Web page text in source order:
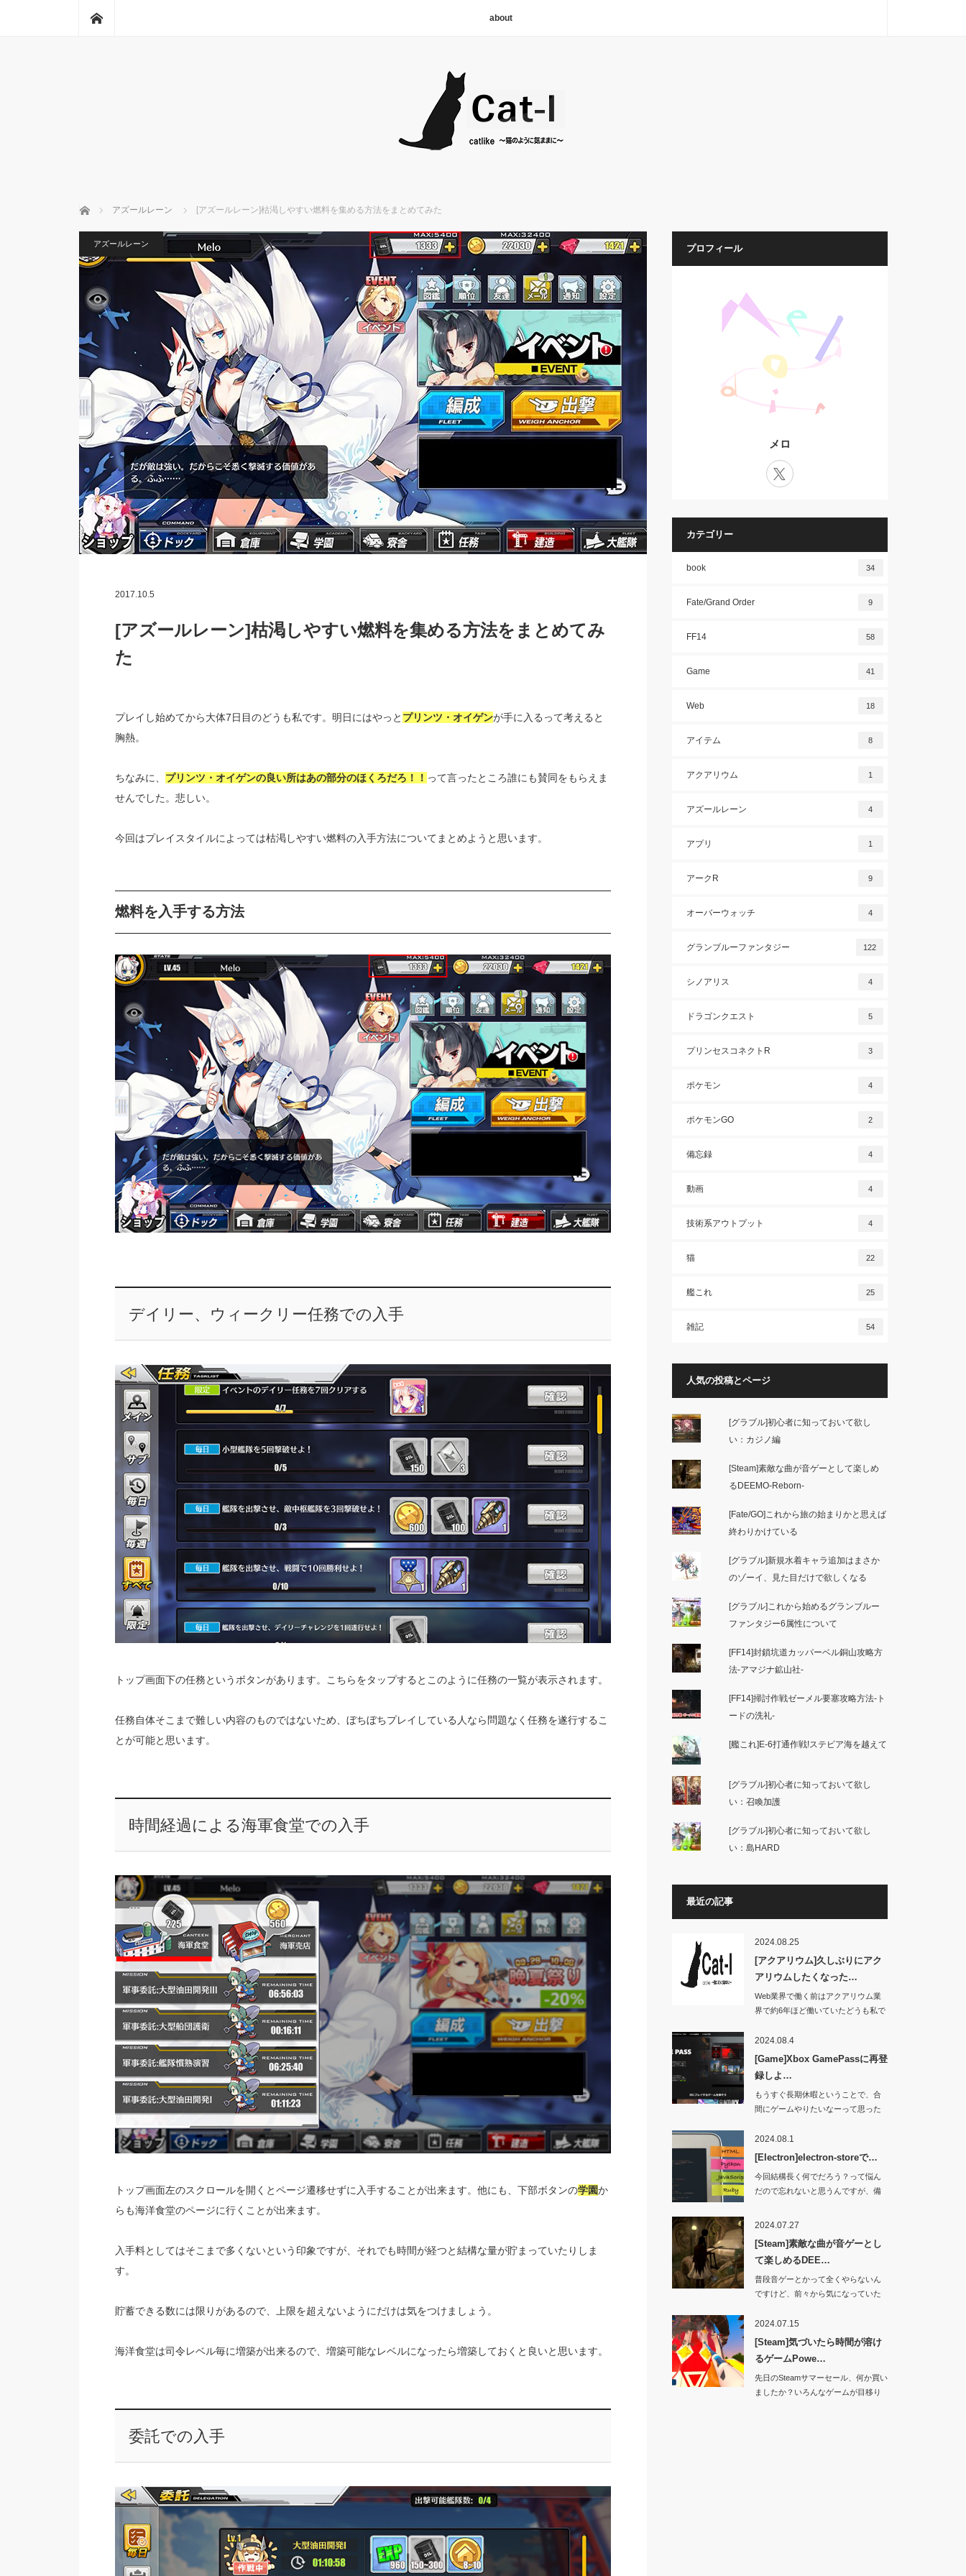
about
ホーム アズールレーン [アズールレーン]枯渇しやすい燃料を集める方法をまとめてみた
アズールレーン
2017.10.5
[アズールレーン]枯渇しやすい燃料を集める方法をまとめてみ
た
プレイし始めてから大体7日目のどうも私です。明日にはやっと プリンツ・オイゲンが手に入るって考えると
胸熱。
ちなみに、 プリンツ・オイゲンの良い所はあの部分のほくろだろ！！ って言ったところ誰にも賛同をもらえま
せんでした。悲しい。
今回はプレイスタイルによっては枯渇しやすい燃料の入手方法についてまとめようと思います。
燃料を入手する方法
デイリー、ウィークリー任務での入手
トップ画面下の任務というボタンがあります。こちらをタップするとこのように任務の一覧が表示されます。
任務自体そこまで難しい内容のものではないため、ぼちぼちプレイしている人なら問題なく任務を遂行するこ
とが可能と思います。
時間経過による海軍食堂での入手
トップ画面左のスクロールを開くとページ遷移せずに入手することが出来ます。他にも、下部ボタンの学園か
らも海洋食堂のページに行くことが出来ます。
入手料としてはそこまで多くないという印象ですが、それでも時間が経つと結構な量が貯まっていたりしま
す。
貯蓄できる数には限りがあるので、上限を超えないようにだけは気をつけましょう。
海洋食堂は司令レベル毎に増築が出来るので、増築可能なレベルになったら増築しておくと良いと思います。
委託での入手
プロフィール
メロ
カテゴリー
book 34
Fate/Grand Order 9
FF14 58
Game 41
Web 18
アイテム 8
アクアリウム 1
アズールレーン 4
アプリ 1
アークR 9
オーバーウォッチ 4
グランブルーファンタジー 122
シノアリス 4
ドラゴンクエスト 5
プリンセスコネクトR 3
ポケモン 4
ポケモンGO 2
備忘録 4
動画 4
技術系アウトプット 4
猫 22
艦これ 25
雑記 54
人気の投稿とページ
[グラブル]初心者に知っておいて欲し
い：カジノ編
[Steam]素敵な曲が音ゲーとして楽しめ
るDEEMO-Reborn-
[Fate/GO]これから旅の始まりかと思えば
終わりかけている
[グラブル]新規水着キャラ追加はまさか
のゾーイ、見た目だけで欲しくなる
[グラブル]これから始めるグランブルー
ファンタジー6属性について
[FF14]封鎖坑道カッパーベル銅山攻略方
法-アマジナ鉱山社-
[FF14]掃討作戦ゼーメル要塞攻略方法-ト
ードの洗礼-
[艦これ]E-6打通作戦!ステビア海を越えて
[グラブル]初心者に知っておいて欲し
い：召喚加護
[グラブル]初心者に知っておいて欲し
い：島HARD
最近の記事
2024.08.25
[アクアリウム]久しぶりにアク
アリウムしたくなった…
Web業界で働く前はアクアリウム業
界で約6年ほど働いていたどうも私で
2024.08.4
[Game]Xbox GamePassに再登
録しよ…
もうすぐ長期休暇ということで、合
間にゲームやりたいなーって思った
2024.08.1
[Electron]electron-storeで…
今回結構長く何でだろう？って悩ん
だので忘れないと思うんですが、備
2024.07.27
[Steam]素敵な曲が音ゲーとし
て楽しめるDEE…
普段音ゲーとかって全くやらないん
ですけど、前々から気になっていた
2024.07.15
[Steam]気づいたら時間が溶け
るゲームPowe…
先日のSteamサマーセール、何か買い
ましたか？いろんなゲームが目移り